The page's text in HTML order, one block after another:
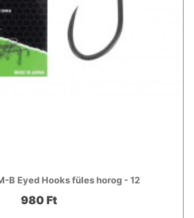
B Eyed Hooks füles horog - 12
980 Ft